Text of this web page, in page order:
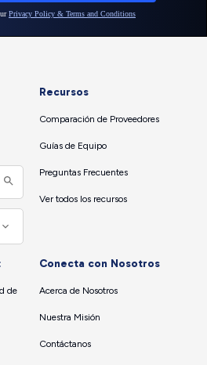
Recursos
Comparación de Proveedores
Guías de Equipo
Preguntas Frecuentes
Ver todos los recursos
de
Conecta con Nosotros
Acerca de Nosotros
Nuestra Misión
Contáctanos